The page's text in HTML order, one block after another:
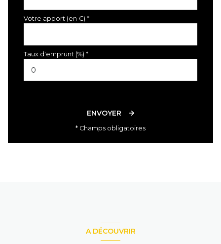
Votre apport (en €) *
Taux d'emprunt (%) *
ENVOYER
* Champs obligatoires
A DÉCOUVRIR